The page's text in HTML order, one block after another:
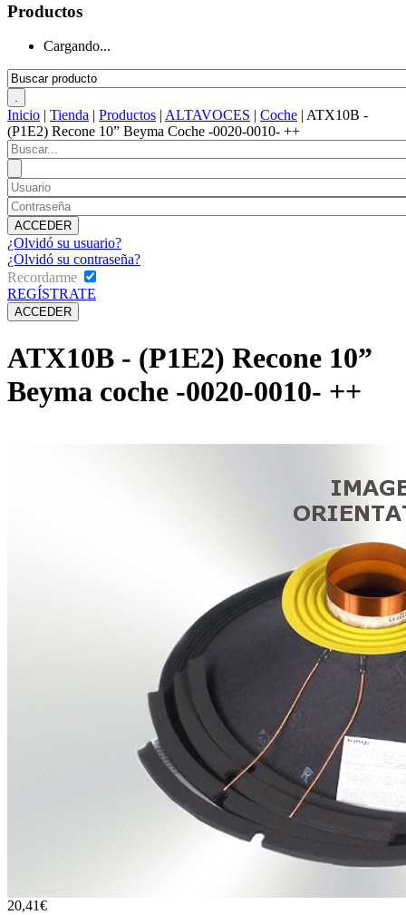
Productos
Cargando...
Inicio | Tienda | Productos | ALTAVOCES | Coche | ATX10B -
(P1E2) Recone 10” Beyma Coche -0020-0010- ++
¿Olvidó su usuario?
¿Olvidó su contraseña?
Recordarme
REGÍSTRATE
ATX10B - (P1E2) Recone 10”
Beyma coche -0020-0010- ++
20,41€